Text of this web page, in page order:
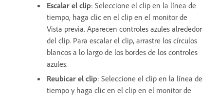
Escalar el clip: Seleccione el clip en la línea de
tiempo, haga clic en el clip en el monitor de
Vista previa. Aparecen controles azules alrededor
del clip. Para escalar el clip, arrastre los círculos
blancos a lo largo de los bordes de los controles
azules.
Reubicar el clip: Seleccione el clip en la línea de
tiempo y haga clic en el clip en el monitor de